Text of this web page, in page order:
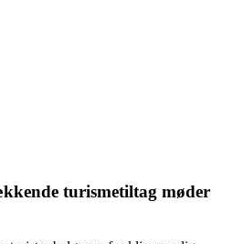
turismetiltag møder